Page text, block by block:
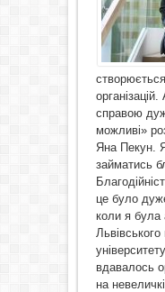
справою
можливі»
Яна Пекун.
займатись
це було
коли я була
Львівського
вдавалось
на